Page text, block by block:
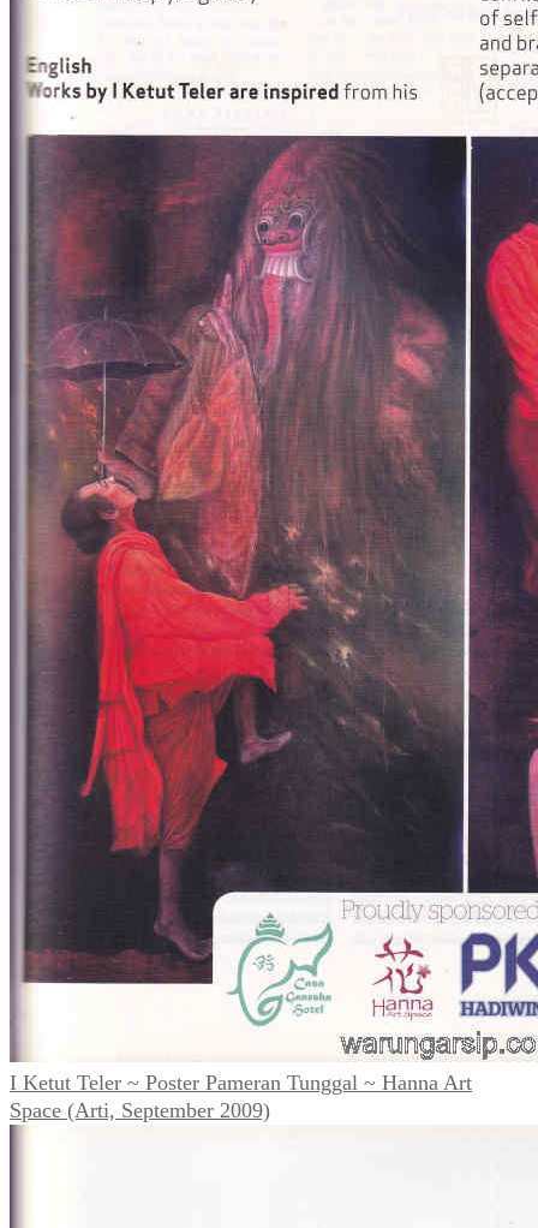
I Ketut Teler ~ Poster Pameran Tunggal ~ Hanna Art
Space (Arti, September 2009)